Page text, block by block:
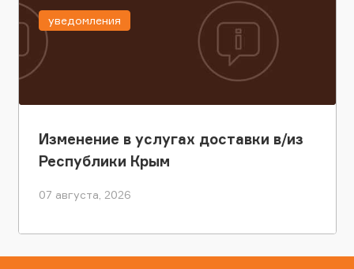
Изменение в услугах доставки в/из
Республики Крым
07 августа, 2026
уведомления